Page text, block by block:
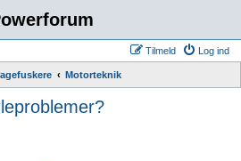
Log ind
Tilmeld
Motorteknik